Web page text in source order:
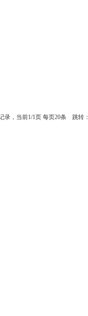
，当前1/1页 每页20条 跳转：